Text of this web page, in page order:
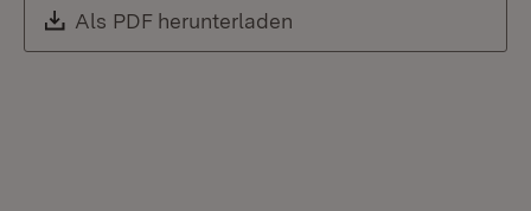
Download:
Als PDF herunterladen